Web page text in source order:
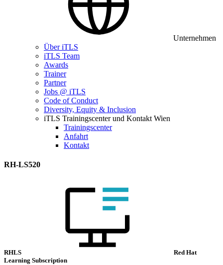
Unternehmen
Über iTLS
iTLS Team
Awards
Trainer
Partner
Jobs @ iTLS
Code of Conduct
Diversity, Equity & Inclusion
iTLS Trainingscenter und Kontakt Wien
Trainingscenter
Anfahrt
Kontakt
RH-LS520
RHLS
Red Hat
Learning Subscription